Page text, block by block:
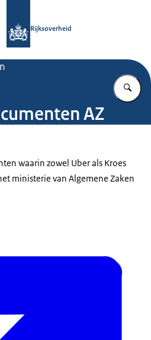
Rijksoverheid
AZ
waarin zowel Uber als Kroes
ministerie van Algemene Zaken